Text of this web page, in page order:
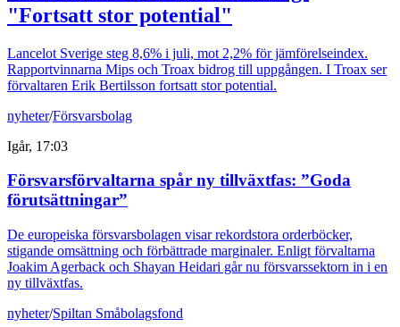
"Fortsatt stor potential"
Lancelot Sverige steg 8,6% i juli, mot 2,2% för jämförelseindex.
Rapportvinnarna Mips och Troax bidrog till uppgången. I Troax ser
förvaltaren Erik Bertilsson fortsatt stor potential.
nyheter/Försvarsbolag
Igår, 17:03
Försvarsförvaltarna spår ny tillväxtfas: ”Goda
förutsättningar”
De europeiska försvarsbolagen visar rekordstora orderböcker,
stigande omsättning och förbättrade marginaler. Enligt förvaltarna
Joakim Agerback och Shayan Heidari går nu försvarssektorn in i en
ny tillväxtfas.
nyheter/Spiltan Småbolagsfond